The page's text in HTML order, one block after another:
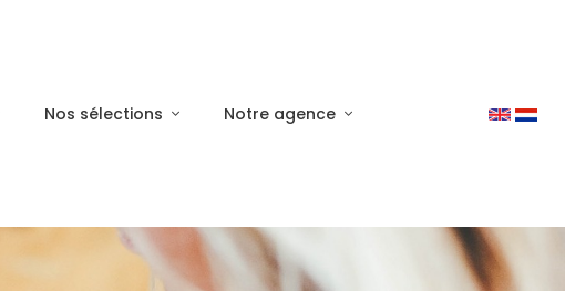
Nos sélections Notre agence